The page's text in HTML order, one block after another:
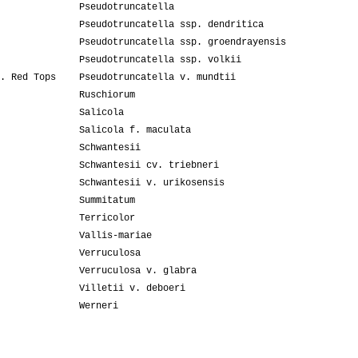
Red Tops
Pseudotruncatella
Pseudotruncatella ssp. dendritica
Pseudotruncatella ssp. groendrayensis
Pseudotruncatella ssp. volkii
Pseudotruncatella v. mundtii
Ruschiorum
Salicola
Salicola f. maculata
Schwantesii
Schwantesii cv. triebneri
Schwantesii v. urikosensis
Summitatum
Terricolor
Vallis-mariae
Verruculosa
Verruculosa v. glabra
Villetii v. deboeri
Werneri